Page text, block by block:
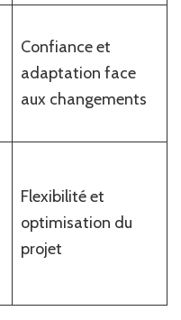
Confiance et
adaptation face
aux changements
Flexibilité et
optimisation du
projet